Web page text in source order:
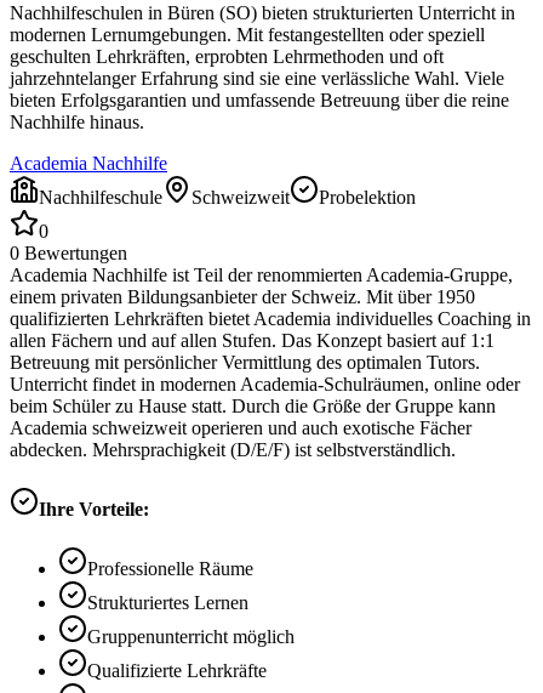
Nachhilfeschulen in Büren (SO) bieten strukturierten Unterricht in
modernen Lernumgebungen. Mit festangestellten oder speziell
geschulten Lehrkräften, erprobten Lehrmethoden und oft
jahrzehntelanger Erfahrung sind sie eine verlässliche Wahl. Viele
bieten Erfolgsgarantien und umfassende Betreuung über die reine
Nachhilfe hinaus.
Academia Nachhilfe
Nachhilfeschule
Schweizweit
Probelektion
0
0 Bewertungen
Academia Nachhilfe ist Teil der renommierten Academia-Gruppe,
einem privaten Bildungsanbieter der Schweiz. Mit über 1950
qualifizierten Lehrkräften bietet Academia individuelles Coaching in
allen Fächern und auf allen Stufen. Das Konzept basiert auf 1:1
Betreuung mit persönlicher Vermittlung des optimalen Tutors.
Unterricht findet in modernen Academia-Schulräumen, online oder
beim Schüler zu Hause statt. Durch die Größe der Gruppe kann
Academia schweizweit operieren und auch exotische Fächer
abdecken. Mehrsprachigkeit (D/E/F) ist selbstverständlich.
Ihre Vorteile:
Professionelle Räume
Strukturiertes Lernen
Gruppenunterricht möglich
Qualifizierte Lehrkräfte